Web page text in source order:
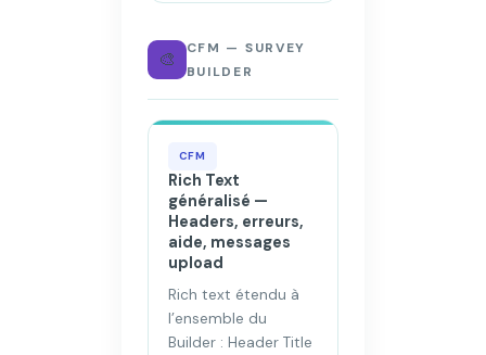
🎨
CFM — SURVEY
BUILDER
CFM
Rich Text
généralisé —
Headers, erreurs,
aide, messages
upload
Rich text étendu à
l’ensemble du
Builder : Header Title